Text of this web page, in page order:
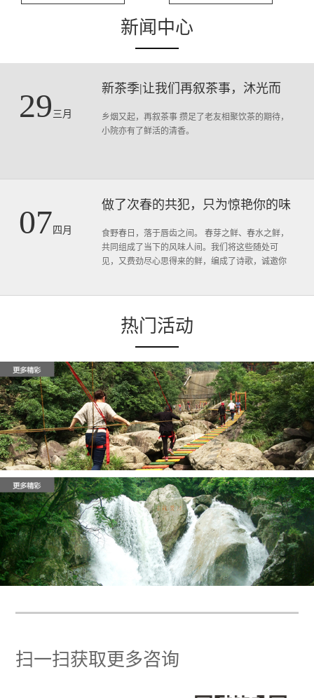
新闻中心
29 三月
新茶季|让我们再叙茶事，沐光而
乡烟又起，再叙茶事 攒足了老友相聚饮茶的期待，
小院亦有了鲜活的清香。
07 四月
做了次春的共犯，只为惊艳你的味
食野春日，落于唇齿之间。 春芽之鲜、春水之鲜，
共同组成了当下的风味人间。我们将这些随处可
见，又费劲尽心思得来的鲜，编成了诗歌，诚邀你
热门活动
扫一扫获取更多咨询